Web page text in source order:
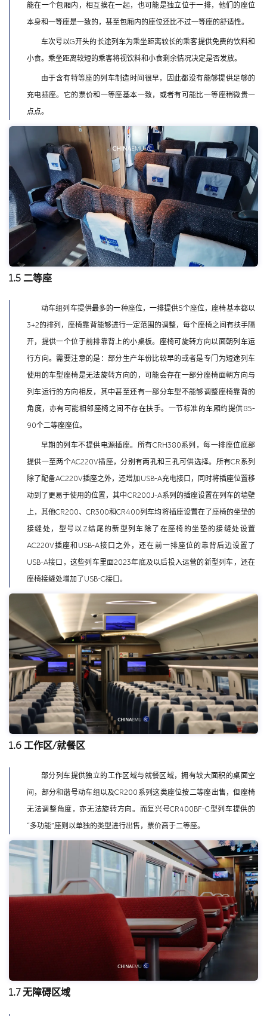
能在一个包厢内，相互挨在一起，也可能是独立位于一排，他们的座位
本身和一等座是一致的，甚至包厢内的座位还比不过一等座的舒适性。
车次号以G开头的长途列车为乘坐距离较长的乘客提供免费的饮料和
小食。乘坐距离较短的乘客将视饮料和小食剩余情况决定是否发放。
由于含有特等座的列车制造时间很早，因此都没有能够提供足够的
充电插座。它的票价和一等座基本一致，或者有可能比一等座稍微贵一
点点。
1.5 二等座
动车组列车提供最多的一种座位，一排提供5个座位，座椅基本都以
3+2的排列，座椅靠背能够进行一定范围的调整，每个座椅之间有扶手隔
开，提供一个位于前排靠背上的小桌板。座椅可旋转方向以面朝列车运
行方向。需要注意的是：部分生产年份比较早的或者是专门为短途列车
使用的车型座椅是无法旋转方向的，可能会存在一部分座椅面朝方向与
列车运行的方向相反，其中甚至还有一部分车型不能够调整座椅靠背的
角度，亦有可能相邻座椅之间不存在扶手。一节标准的车厢约提供85-
90个二等座座位。
早期的列车不提供电源插座。所有CRH380系列，每一排座位底部
提供一至两个AC220V插座，分别有两孔和三孔可供选择。所有CR系列
除了配备AC220V插座之外，还增加USB-A充电接口，同时将插座位置移
动到了更易于使用的位置，其中CR200J-A系列的插座设置在列车的墙壁
上，其他CR200、CR300和CR400列车均将插座设置在了座椅的坐垫的
接缝处，型号以Z结尾的新型列车除了在座椅的坐垫的接缝处设置
AC220V插座和USB-A接口之外，还在前一排座位的靠背后边设置了
USB-A接口，这些列车里面2023年底及以后投入运营的新型列车，还在
座椅接缝处增加了USB-C接口。
1.6 工作区/就餐区
部分列车提供独立的工作区域与就餐区域，拥有较大面积的桌面空
间，部分和谐号动车组以及CR200系列这类座位按二等座出售，但座椅
无法调整角度，亦无法旋转方向。而复兴号CR400BF-C型列车提供的
“多功能”座则以单独的类型进行出售，票价高于二等座。
1.7 无障碍区域